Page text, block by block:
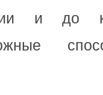
и до